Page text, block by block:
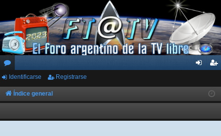
or
os
ar
ist
rs
Identificarse Registrarse
Índice general